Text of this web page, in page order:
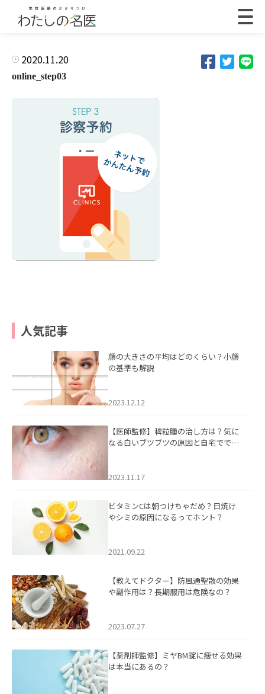
2020.11.20
online_step03
人気記事
顔の大きさの平均はどのくらい？小顔
の基準も解説
2023.12.12
【医師監修】稗粒腫の治し方は？気に
なる白いブツブツの原因と自宅ででき
2023.11.17
ビタミンCは朝つけちゃだめ？日焼け
やシミの原因になるってホント？
2021.09.22
【教えてドクター】防風通聖散の効果
や副作用は？長期服用は危険なの？
2023.07.27
【薬剤師監修】ミヤBM錠に痩せる効果
は本当にあるの？